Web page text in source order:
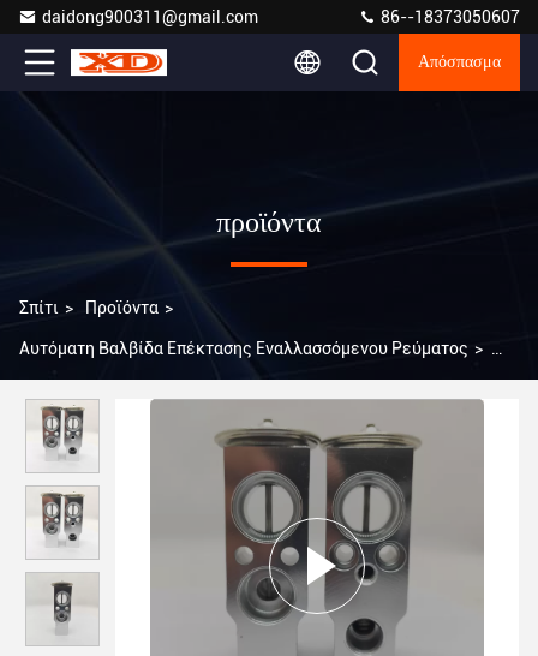
daidong900311@gmail.com 86--18373050607
Απόσπασμα
προϊόντα
Σπίτι > Προϊόντα >
Αυτόματη Βαλβίδα Επέκτασης Εναλλασσόμενου Ρεύματος >
HONDA ACCORD CIVIC FIT 4475001482 4475001580